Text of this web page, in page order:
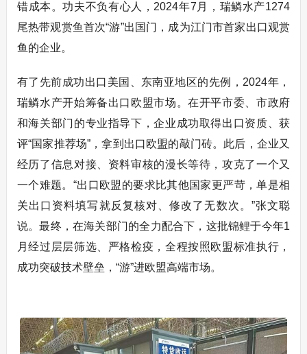
错成本。功夫不负有心人，2024年7月，瑞鳞水产1274
尾热带观赏鱼首次“游”出国门，成为江门市首家出口观赏
鱼的企业。
有了先前成功出口美国、东南亚地区的先例，2024年，
瑞鳞水产开始筹备出口欧盟市场。在开平市委、市政府
和海关部门的专业指导下，企业成功取得出口资质、获
评“国家推荐场”，拿到出口欧盟的敲门砖。此后，企业又
经历了信息对接、资料审核的漫长等待，攻克了一个又
一个难题。“出口欧盟的要求比其他国家更严苛，单是相
关出口资料填写就反复核对、修改了无数次。”张文聪
说。最终，在海关部门的全力配合下，这批锦鲤于今年1
月经过层层筛选、严格检疫，全程按照欧盟标准执行，
成功突破技术壁垒，“游”进欧盟高端市场。